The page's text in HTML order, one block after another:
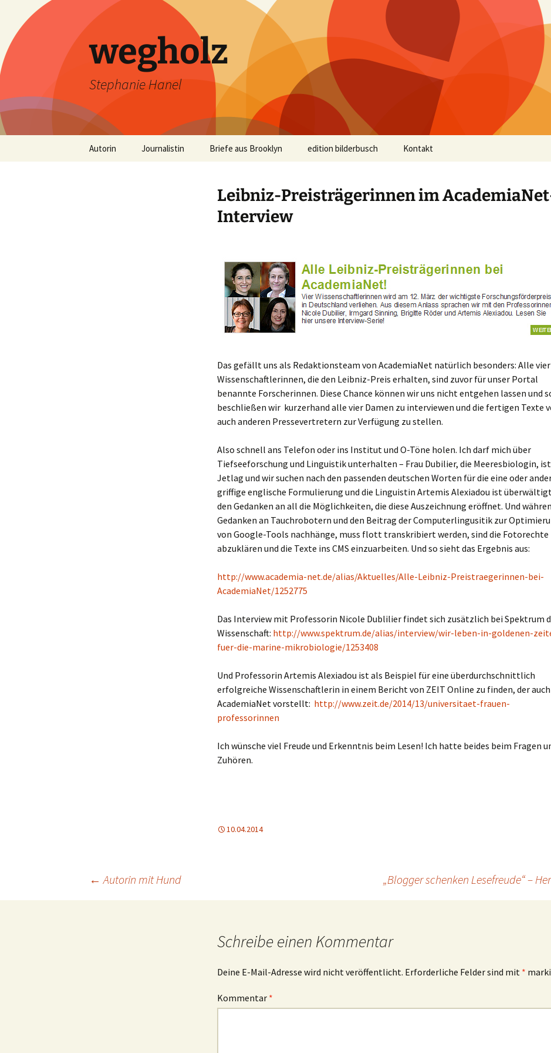
wegholz
Stephanie Hanel
Autorin Journalistin Briefe aus Brooklyn edition bilderbusch Kontakt
Leibniz-Preisträgerinnen im
Interview
Das gefällt uns als Redaktionsteam von AcademiaNet natürlich besonders: Alle vier
Wissenschaftlerinnen, die den Leibniz-Preis erhalten, sind zuvor für unser Portal
benannte Forscherinnen. Diese Chance können wir uns nicht entgehen lassen und
beschließen wir kurzerhand alle vier Damen zu interviewen und die fertigen Texte
auch anderen Pressevertretern zur Verfügung zu stellen.
Also schnell ans Telefon oder ins Institut und O-Töne holen. Ich darf mich über
Tiefseeforschung und Linguistik unterhalten – Frau Dubilier, die Meeresbiologin,
Jetlag und wir suchen nach den passenden deutschen Worten für die eine oder
griffige englische Formulierung und die Linguistin Artemis Alexiadou ist
den Gedanken an all die Möglichkeiten, die diese Auszeichnung eröffnet. Und
Gedanken an Tauchrobotern und den Beitrag der Computerlingusitik zur
von Google-Tools nachhänge, muss flott transkribiert werden, sind die Fotorechte
abzuklären und die Texte ins CMS einzuarbeiten. Und so sieht das Ergebnis aus:
http://www.academia-net.de/alias/Aktuelles/Alle-Leibniz-Preistraegerinnen-bei-
AcademiaNet/1252775
Das Interview mit Professorin Nicole Dublilier findet sich zusätzlich bei Spektrum
Wissenschaft: http://www.spektrum.de/alias/interview/wir-leben-in-goldenen-
fuer-die-marine-mikrobiologie/1253408
Und Professorin Artemis Alexiadou ist als Beispiel für eine überdurchschnittlich
erfolgreiche Wissenschaftlerin in einem Bericht von ZEIT Online zu finden, der auch
AcademiaNet vorstellt: http://www.zeit.de/2014/13/universitaet-frauen-
professorinnen
Ich wünsche viel Freude und Erkenntnis beim Lesen! Ich hatte beides beim Fragen
Zuhören.
10.04.2014
Beitrags-
← Autorin mit Hund „Blogger schenken Lesefreude“ –
Schreibe einen Kommentar
Deine E-Mail-Adresse wird nicht veröffentlicht. Erforderliche Felder sind mit *
Kommentar *